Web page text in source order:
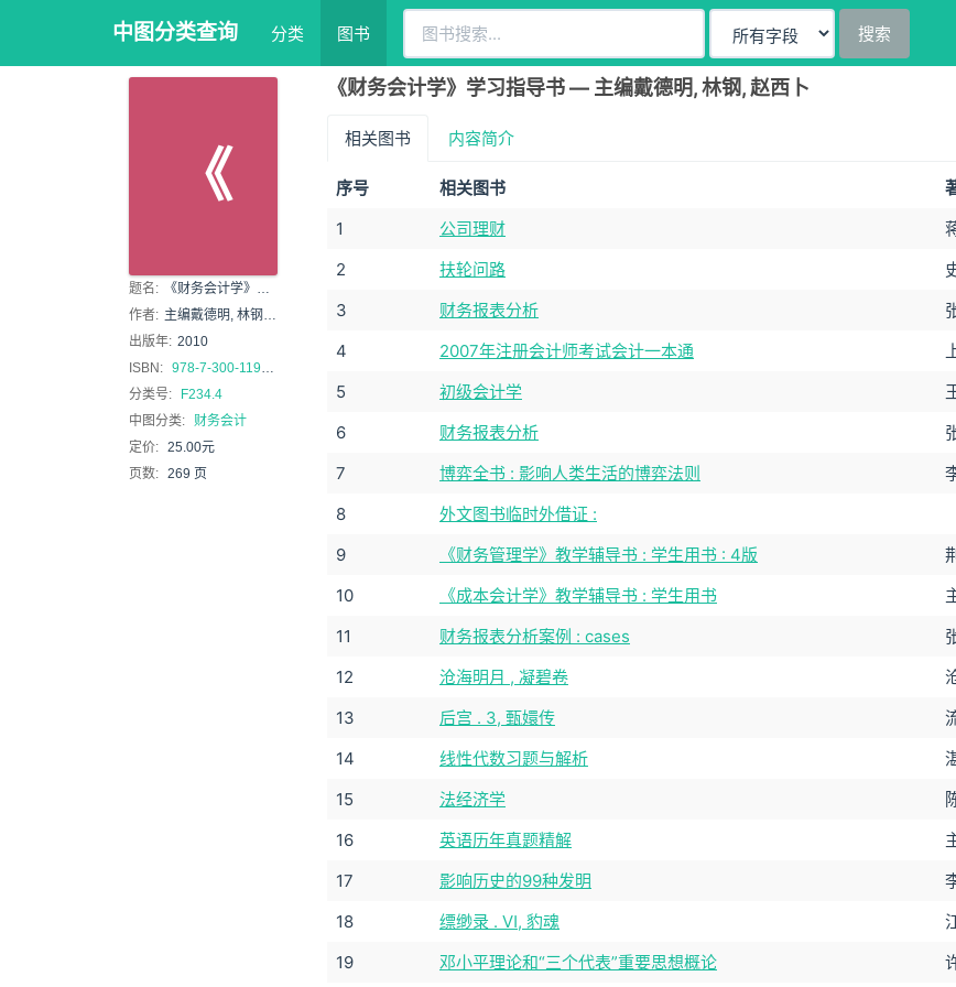
中图分类查询 分类 图书 搜索
《
题名:
《财务会计学》学习指导书
作者: 主编戴德明, 林钢, 赵西卜
出版年: 2010
ISBN: 978-7-300-11962-5
分类号:
F234.4
中图分类:
财务会计
定价: 25.00元
页数: 269 页
《财务会计学》学习指导书 — 主编戴德明, 林钢, 赵西卜
相关图书 内容简介
序号 相关图书
1
公司理财
2
扶轮问路
3
财务报表分析
4
2007年注册会计师考试会计一本通
5
初级会计学
6
财务报表分析
7
博弈全书 : 影响人类生活的博弈法则
8
外文图书临时外借证 :
9
《财务管理学》教学辅导书 : 学生用书 : 4版
10
《成本会计学》教学辅导书 : 学生用书
11
财务报表分析案例 : cases
12
沧海明月 , 凝碧卷
13
后宫 . 3, 甄嬛传
14
线性代数习题与解析
15
法经济学
16
英语历年真题精解
17
影响历史的99种发明
18
缥缈录 . Ⅵ, 豹魂
19
邓小平理论和“三个代表”重要思想概论